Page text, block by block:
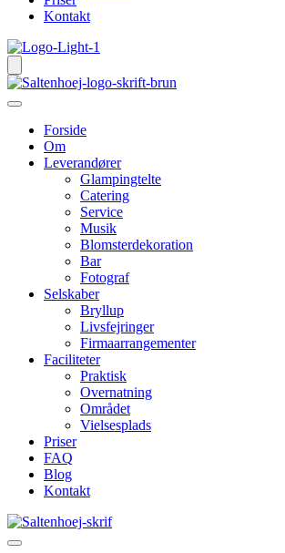
Kontakt
Forside
Om
Leverandører
Glampingtelte
Catering
Service
Musik
Blomsterdekoration
Bar
Fotograf
Selskaber
Bryllup
Livsfejringer
Firmaarrangementer
Faciliteter
Praktisk
Overnatning
Området
Vielsesplads
Priser
FAQ
Blog
Kontakt